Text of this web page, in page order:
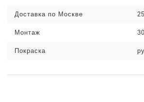
Доставка по Москве
Монтаж
Покраска